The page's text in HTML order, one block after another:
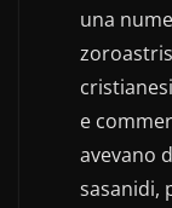
una
e
avevano
sasanidi,